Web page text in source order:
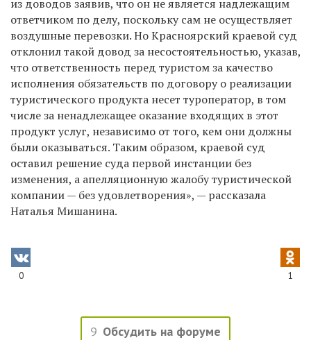
из доводов заявив, что он не является надлежащим
ответчиком по делу, поскольку сам не осуществляет
воздушные перевозки. Но Красноярский краевой суд
отклонил такой довод за несостоятельностью, указав,
что ответственность перед туристом за качество
исполнения обязательств по договору о реализации
туристического продукта несет туроператор, в том
числе за ненадлежащее оказание входящих в этот
продукт услуг, независимо от того, кем они должны
были оказываться. Таким образом, краевой суд
оставил решение суда первой инстанции без
изменения, а апелляционную жалобу туристической
компании — без удовлетворения», — рассказала
Наталья Мишанина.
0 1
9 Обсудить на форуме